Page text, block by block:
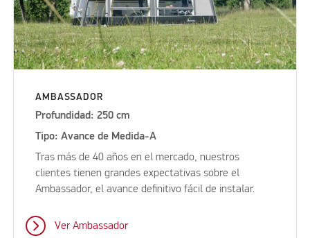
AMBASSADOR
Profundidad: 250 cm
Tipo: Avance de Medida-A
Tras más de 40 años en el mercado, nuestros
clientes tienen grandes expectativas sobre el
Ambassador, el avance definitivo fácil de instalar.
Ver Ambassador